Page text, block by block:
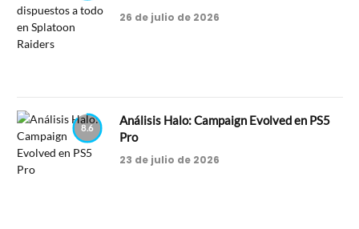
26 de julio de 2026
8.6
Análisis Halo: Campaign Evolved en PS5
Pro
23 de julio de 2026